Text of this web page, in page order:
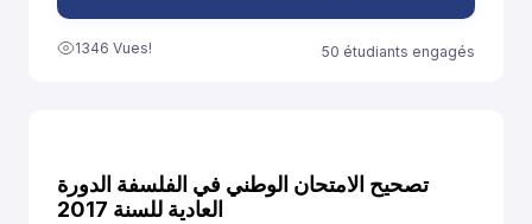
1346 Vues! 50 étudiants engagés
تصحيح الامتحان الوطني في الفلسفة الدورة
العادية للسنة 2017